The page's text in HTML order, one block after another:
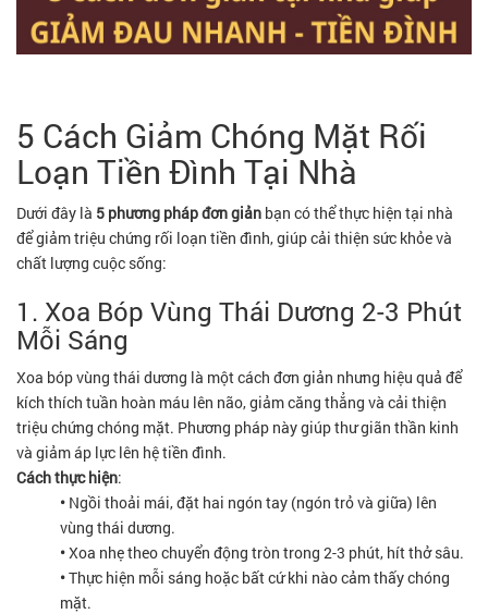
5 Cách Giảm Chóng Mặt Rối
Loạn Tiền Đình Tại Nhà
Dưới đây là 5 phương pháp đơn giản bạn có thể thực hiện tại nhà
để giảm triệu chứng rối loạn tiền đình, giúp cải thiện sức khỏe và
chất lượng cuộc sống:
1. Xoa Bóp Vùng Thái Dương 2-3 Phút
Mỗi Sáng
Xoa bóp vùng thái dương là một cách đơn giản nhưng hiệu quả để
kích thích tuần hoàn máu lên não, giảm căng thẳng và cải thiện
triệu chứng chóng mặt. Phương pháp này giúp thư giãn thần kinh
và giảm áp lực lên hệ tiền đình.
Cách thực hiện:
• Ngồi thoải mái, đặt hai ngón tay (ngón trỏ và giữa) lên
vùng thái dương.
•Xoa nhẹ theo chuyển động tròn trong 2-3 phút, hít thở sâu.
•Thực hiện mỗi sáng hoặc bất cứ khi nào cảm thấy chóng
mặt.